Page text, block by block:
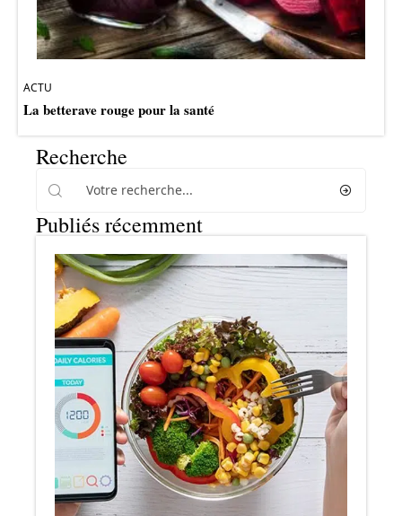
ACTU
La betterave rouge pour la santé
Recherche
Publiés récemment